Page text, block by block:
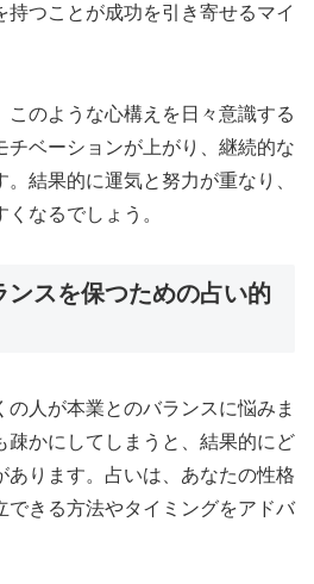
持つことが成功を引き寄せるマイ
このような心構えを日々意識する
チベーションが上がり、継続的な
結果的に運気と努力が重なり、
なるでしょう。
ンスを保つための占い的
人が本業とのバランスに悩みま
疎かにしてしまうと、結果的にど
あります。占いは、あなたの性格
できる方法やタイミングをアドバ